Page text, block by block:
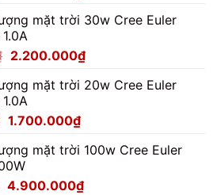
là:
4.487.500₫.
tại
3.590.000₫.
mặt trời 30w Cree Euler
Giá
là:
2.750.000₫.
2.200.000₫Giá
tại
mặt trời 20w Cree Euler
Giá
là:
2.125.000₫.
1.700.000₫Giá
tại
1.700.000₫.
mặt trời 100w Cree Euler
Giá
4.900.000₫Giá